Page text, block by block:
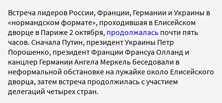
Встреча лидеров России, Франции, Германии и Украины в
«нормандском формате», проходившая в Елисейском
дворце в Париже 2 октября, продолжалась почти пять
часов. Сначала Путин, президент Украины Петр
Порошенко, президент Франции Франсуа Олланд и
канцлер Германии Ангела Меркель беседовали в
неформальной обстановке на лужайке около Елисейского
дворца, затем встреча продолжилась с участием
делегаций четырех стран.